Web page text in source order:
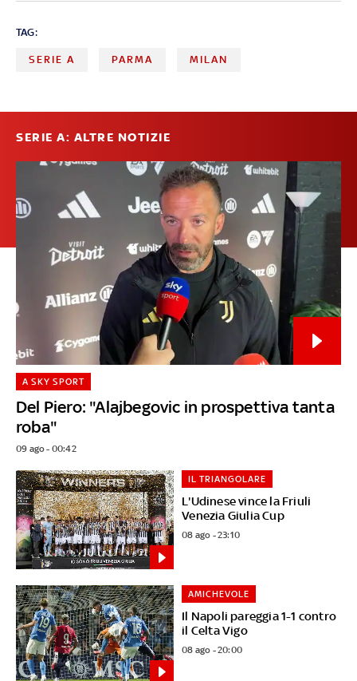
TAG:
SERIE A PARMA MILAN
SERIE A: ALTRE NOTIZIE
Del Piero: "Alajbegovic in prospettiva tanta
roba"
A SKY SPORT
09 ago - 00:42
L'Udinese vince la Friuli
Venezia Giulia Cup
IL TRIANGOLARE
08 ago - 23:10
Il Napoli pareggia 1-1 contro
il Celta Vigo
AMICHEVOLE
08 ago - 20:00